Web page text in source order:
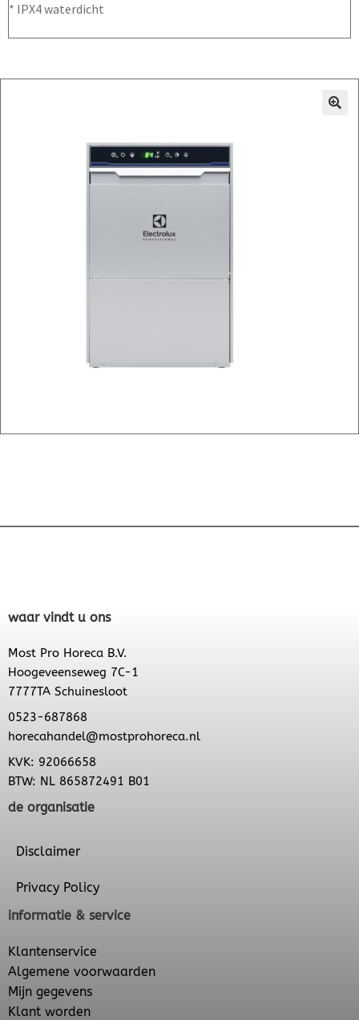
* IPX4 waterdicht
waar vindt u ons
Most Pro Horeca B.V.
Hoogeveenseweg 7C-1
7777TA Schuinesloot
0523-687868
horecahandel@mostprohoreca.nl
KVK: 92066658
BTW: NL 865872491 B01
de organisatie
Disclaimer
Privacy Policy
informatie & service
Klantenservice
Algemene voorwaarden
Mijn gegevens
Klant worden